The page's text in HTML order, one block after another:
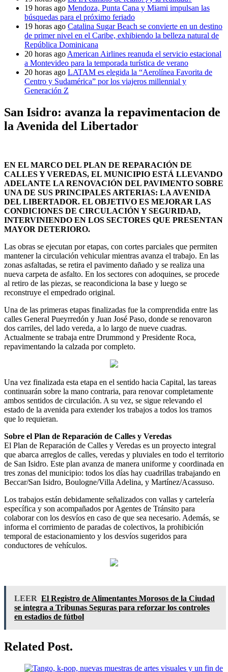
19 horas ago Mendoza, Punta Cana y Miami impulsan las
búsquedas para el próximo feriado
19 horas ago Catalina Sugar Beach se convierte en un destino
de primer nivel en el Caribe, exhibiendo la belleza natural de
República Dominicana
20 horas ago American Airlines reanuda el servicio estacional
a Montevideo para la temporada turística de verano
20 horas ago LATAM es elegida la “Aerolínea Favorita de
Centro y Sudamérica” por los viajeros millennial y
Generación Z
San Isidro: avanza la repavimentacion de
la Avenida del Libertador
EN EL MARCO DEL PLAN DE REPARACIÓN DE
CALLES Y VEREDAS, EL MUNICIPIO ESTÁ LLEVANDO
ADELANTE LA RENOVACIÓN DEL PAVIMENTO SOBRE
UNA DE SUS PRINCIPALES ARTERIAS: LA AVENIDA
DEL LIBERTADOR. EL OBJETIVO ES MEJORAR LAS
CONDICIONES DE CIRCULACIÓN Y SEGURIDAD,
INTERVINIENDO EN LOS SECTORES QUE PRESENTAN
MAYOR DETERIORO.
Las obras se ejecutan por etapas, con cortes parciales que permiten
mantener la circulación vehicular mientras avanza el trabajo. En las
zonas asfaltadas, se retira el pavimento dañado y se realiza una
nueva carpeta de asfalto. En los sectores con adoquines, se procede
al retiro de las piezas, se reacondiciona la base y luego se
reconstruye el empedrado original.
Una de las primeras etapas finalizadas fue la comprendida entre las
calles General Pueyrredón y Juan José Paso, donde se renovaron
dos carriles, del lado vereda, a lo largo de nueve cuadras.
Actualmente se trabaja entre Drummond y Presidente Roca,
repavimentando la calzada por completo.
Una vez finalizada esta etapa en el sentido hacia Capital, las tareas
continuarán sobre la mano contraria, para renovar completamente
ambos sentidos de circulación. A su vez, se sigue relevando el
estado de la avenida para extender los trabajos a todos los tramos
que lo requieran.
Sobre el Plan de Reparación de Calles y Veredas
El Plan de Reparación de Calles y Veredas es un proyecto integral
que abarca arreglos de calles, veredas y pluviales en todo el territorio
de San Isidro. Este plan avanza de manera uniforme y coordinada en
tres zonas del municipio: todos los días hay cuadrillas trabajando en
Beccar/San Isidro, Boulogne/Villa Adelina, y Martínez/Acassuso.
Los trabajos están debidamente señalizados con vallas y cartelería
específica y son acompañados por Agentes de Tránsito para
colaborar con los desvíos en caso de que sea necesario. Además, se
informa el corrimiento de paradas de colectivos, la prohibición
temporal de estacionamiento y los desvíos sugeridos para
conductores de vehículos.
LEER El Registro de Alimentantes Morosos de la Ciudad
se integra a Tribunas Seguras para reforzar los controles
en estadios de fútbol
Related Post.